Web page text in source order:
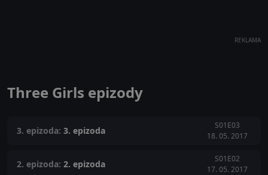
REKLAMA
Three Girls epizody
3. epizoda: 3. epizoda
S01E03
18. 05. 2017
2. epizoda: 2. epizoda
S01E02
17. 05. 2017